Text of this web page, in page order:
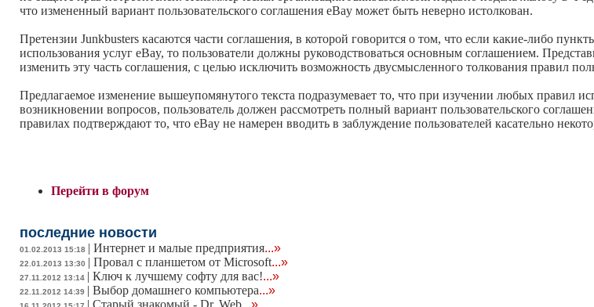
что измененный вариант пользовательского соглашения eBay может быть неверно истолкован.
Претензии Junkbusters касаются части соглашения, в которой говорится о том, что если какие-либо
использования услуг eBay, то пользователи должны руководствоваться основным соглашением.
изменить эту часть соглашения, с целью исключить возможность двусмысленного толкования правил
Предлагаемое изменение вышеупомянутого текста подразумевает то, что при изучении любых правил
возникновении вопросов, пользователь должен рассмотреть полный вариант пользовательского
правилах подтверждают то, что eBay не намерен вводить в заблуждение пользователей касательно
Перейти в форум
последние новости
01.02.2013 15:18 | Интернет и малые предприятия...»
22.01.2013 13:30 | Провал с планшетом от Microsoft...»
27.11.2012 13:14 | Ключ к лучшему софту для вас!...»
22.11.2012 14:39 | Выбор домашнего компьютера...»